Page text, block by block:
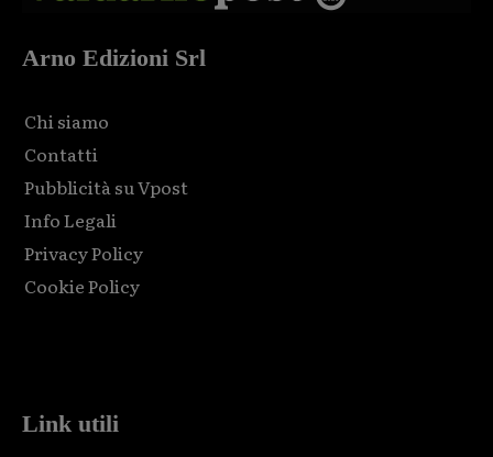
Arno Edizioni Srl
Chi siamo
Contatti
Pubblicità su Vpost
Info Legali
Privacy Policy
Cookie Policy
Link utili